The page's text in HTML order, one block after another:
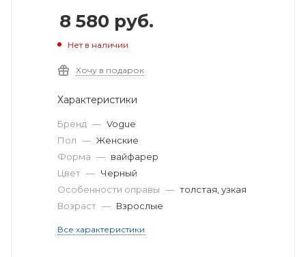
8 580 руб.
Нет в наличии
Хочу в подарок
Характеристики
Бренд — Vogue
Пол — Женские
Форма — вайфарер
Цвет — Черный
Особенности оправы — толстая, узкая
Возраст — Взрослые
Все характеристики